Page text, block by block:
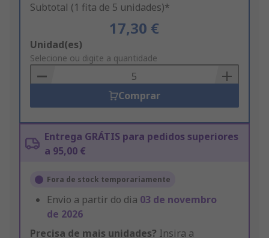
Subtotal (1 fita de 5 unidades)*
17,30 €
Add
to
Basket
Unidad(es)
Selecione ou digite a quantidade
Comprar
Entrega GRÁTIS para pedidos superiores
a 95,00 €
Fora de stock temporariamente
Envio a partir do dia 03 de novembro
de 2026
Precisa de mais unidades? Insira a